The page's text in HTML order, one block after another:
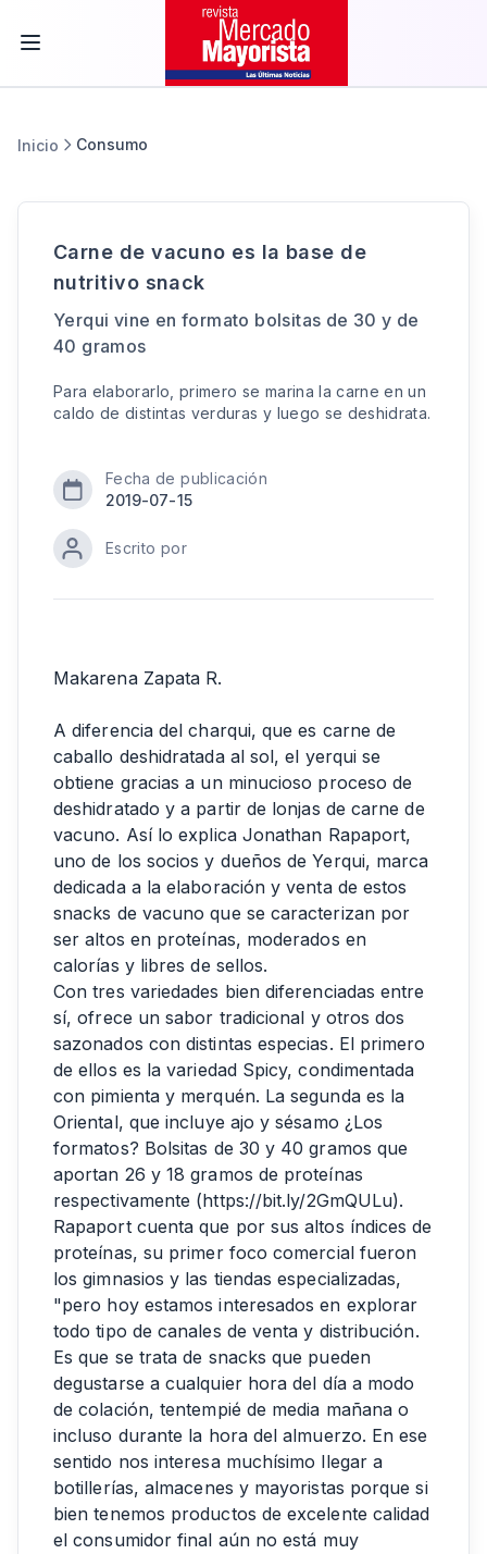
Inicio Consumo
Carne de vacuno es la base de
nutritivo snack
Yerqui vine en formato bolsitas de 30 y de
40 gramos
Para elaborarlo, primero se marina la carne en un
caldo de distintas verduras y luego se deshidrata.
Fecha de publicación
2019-07-15
Escrito por
Makarena Zapata R.
A diferencia del charqui, que es carne de
caballo deshidratada al sol, el yerqui se
obtiene gracias a un minucioso proceso de
deshidratado y a partir de lonjas de carne de
vacuno. Así lo explica Jonathan Rapaport,
uno de los socios y dueños de Yerqui, marca
dedicada a la elaboración y venta de estos
snacks de vacuno que se caracterizan por
ser altos en proteínas, moderados en
calorías y libres de sellos.
Con tres variedades bien diferenciadas entre
sí, ofrece un sabor tradicional y otros dos
sazonados con distintas especias. El primero
de ellos es la variedad Spicy, condimentada
con pimienta y merquén. La segunda es la
Oriental, que incluye ajo y sésamo ¿Los
formatos? Bolsitas de 30 y 40 gramos que
aportan 26 y 18 gramos de proteínas
respectivamente (https://bit.ly/2GmQULu).
Rapaport cuenta que por sus altos índices de
proteínas, su primer foco comercial fueron
los gimnasios y las tiendas especializadas,
"pero hoy estamos interesados en explorar
todo tipo de canales de venta y distribución.
Es que se trata de snacks que pueden
degustarse a cualquier hora del día a modo
de colación, tentempié de media mañana o
incluso durante la hora del almuerzo. En ese
sentido nos interesa muchísimo llegar a
botillerías, almacenes y mayoristas porque si
bien tenemos productos de excelente calidad
el consumidor final aún no está muy